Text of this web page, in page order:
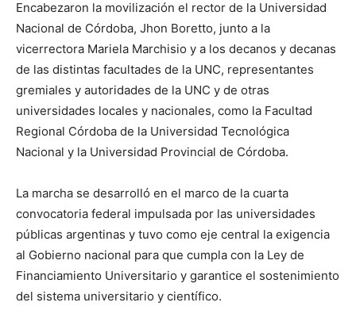
Encabezaron la movilización el rector de la Universidad
Nacional de Córdoba, Jhon Boretto, junto a la
vicerrectora Mariela Marchisio y a los decanos y decanas
de las distintas facultades de la UNC, representantes
gremiales y autoridades de la UNC y de otras
universidades locales y nacionales, como la Facultad
Regional Córdoba de la Universidad Tecnológica
Nacional y la Universidad Provincial de Córdoba.
La marcha se desarrolló en el marco de la cuarta
convocatoria federal impulsada por las universidades
públicas argentinas y tuvo como eje central la exigencia
al Gobierno nacional para que cumpla con la Ley de
Financiamiento Universitario y garantice el sostenimiento
del sistema universitario y científico.